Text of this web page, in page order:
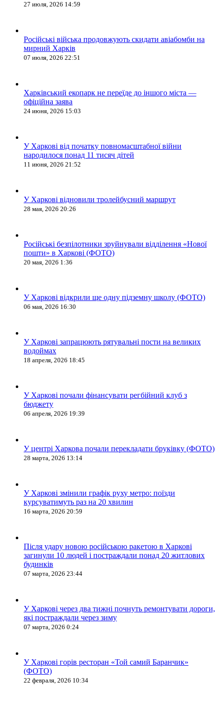
27 июля, 2026 14:59
Російські війська продовжують скидати авіабомби на
мирний Харків
07 июля, 2026 22:51
Харківський екопарк не переїде до іншого міста —
офіційна заява
24 июня, 2026 15:03
У Харкові від початку повномасштабної війни
народилося понад 11 тисяч дітей
11 июня, 2026 21:52
У Харкові відновили тролейбусний маршрут
28 мая, 2026 20:26
Російські безпілотники зруйнували відділення «Нової
пошти» в Харкові (ФОТО)
20 мая, 2026 1:36
У Харкові відкрили ще одну підземну школу (ФОТО)
06 мая, 2026 16:30
У Харкові запрацюють рятувальні пости на великих
водоймах
18 апреля, 2026 18:45
У Харкові почали фінансувати регбійний клуб з
бюджету
06 апреля, 2026 19:39
У центрі Харкова почали перекладати бруківку (ФОТО)
28 марта, 2026 13:14
У Харкові змінили графік руху метро: поїзди
курсуватимуть раз на 20 хвилин
16 марта, 2026 20:59
Після удару новою російською ракетою в Харкові
загинули 10 людей і постраждали понад 20 житлових
будинків
07 марта, 2026 23:44
У Харкові через два тижні почнуть ремонтувати дороги,
які постраждали через зиму
07 марта, 2026 0:24
У Харкові горів ресторан «Той самий Баранчик»
(ФОТО)
22 февраля, 2026 10:34